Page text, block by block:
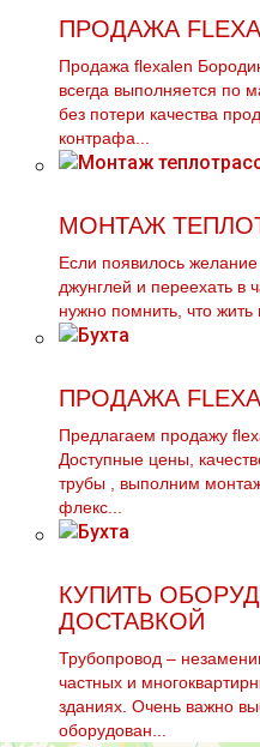
ПРОДАЖА
Продажа flехalеn
всегда выполняется по
без потери качества
контрафа...
МОНТАЖ
Если появилось
джунглей и переехать в
нужно помнить, что жить
ПРОДАЖА
Предлагаем продажу
Доступные цены,
тpубы , выполним
флекс...
КУПИТЬ
ДОСТАВКОЙ
Трубопровод –
частных и
зданиях. Очень важно
оборудован...